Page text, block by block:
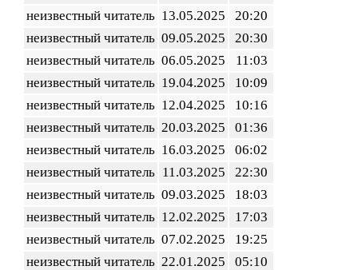
неизвестный читатель 13.05.2025
20:20
неизвестный читатель 09.05.2025
20:30
неизвестный читатель 06.05.2025
11:03
неизвестный читатель 19.04.2025
10:09
неизвестный читатель 12.04.2025
10:16
неизвестный читатель 20.03.2025
01:36
неизвестный читатель 16.03.2025
06:02
неизвестный читатель 11.03.2025
22:30
неизвестный читатель 09.03.2025
18:03
неизвестный читатель 12.02.2025
17:03
неизвестный читатель 07.02.2025
19:25
неизвестный читатель 22.01.2025
05:10